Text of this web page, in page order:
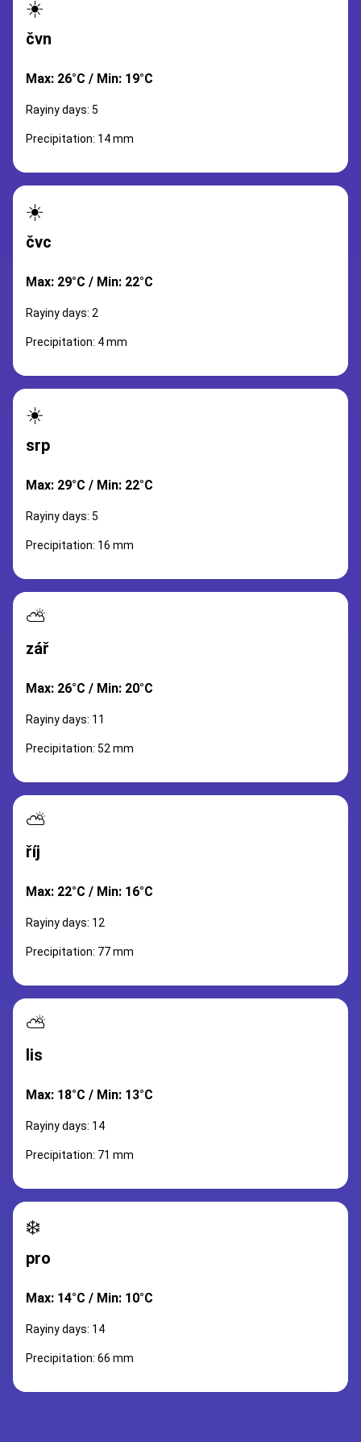
☀️
čvn
Max: 26°C / Min: 19°C
Rayiny days: 5
Precipitation: 14 mm
☀️
čvc
Max: 29°C / Min: 22°C
Rayiny days: 2
Precipitation: 4 mm
☀️
srp
Max: 29°C / Min: 22°C
Rayiny days: 5
Precipitation: 16 mm
⛅
zář
Max: 26°C / Min: 20°C
Rayiny days: 11
Precipitation: 52 mm
⛅
říj
Max: 22°C / Min: 16°C
Rayiny days: 12
Precipitation: 77 mm
⛅
lis
Max: 18°C / Min: 13°C
Rayiny days: 14
Precipitation: 71 mm
❄️
pro
Max: 14°C / Min: 10°C
Rayiny days: 14
Precipitation: 66 mm